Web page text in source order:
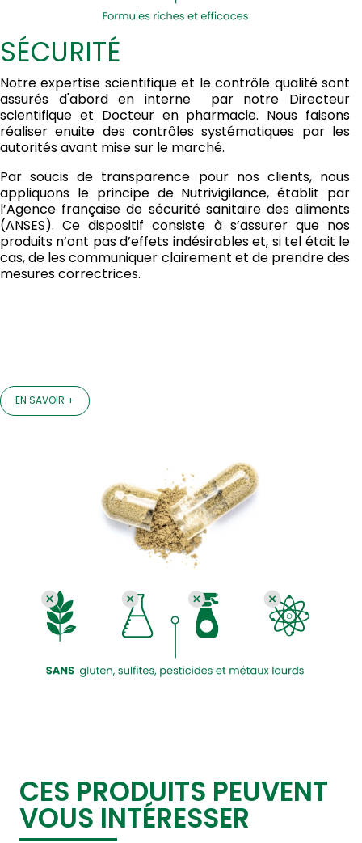
SÉCURITÉ
Notre expertise scientifique et le contrôle qualité sont
assurés d'abord en interne par notre Directeur
scientifique et Docteur en pharmacie. Nous faisons
réaliser enuite des contrôles systématiques par les
autorités avant mise sur le marché.
Par soucis de transparence pour nos clients, nous
appliquons le principe de Nutrivigilance, établit par
l’Agence française de sécurité sanitaire des aliments
(ANSES). Ce dispositif consiste à s’assurer que nos
produits n’ont pas d’effets indésirables et, si tel était le
cas, de les communiquer clairement et de prendre des
mesures correctrices.
EN SAVOIR +
CES PRODUITS PEUVENT
VOUS INTÉRESSER